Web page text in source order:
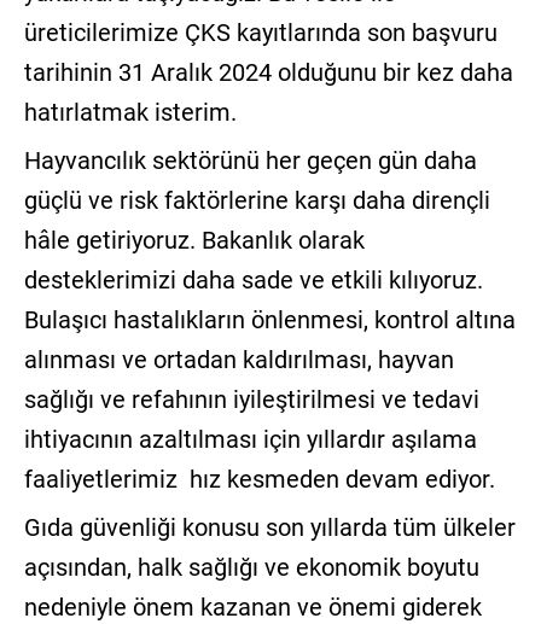
üreticilerimize ÇKS kayıtlarında son başvuru
tarihinin 31 Aralık 2024 olduğunu bir kez daha
hatırlatmak isterim.
Hayvancılık sektörünü her geçen gün daha
güçlü ve risk faktörlerine karşı daha dirençli
hâle getiriyoruz. Bakanlık olarak
desteklerimizi daha sade ve etkili kılıyoruz.
Bulaşıcı hastalıkların önlenmesi, kontrol altına
alınması ve ortadan kaldırılması, hayvan
sağlığı ve refahının iyileştirilmesi ve tedavi
ihtiyacının azaltılması için yıllardır aşılama
faaliyetlerimiz hız kesmeden devam ediyor.
Gıda güvenliği konusu son yıllarda tüm ülkeler
açısından, halk sağlığı ve ekonomik boyutu
nedeniyle önem kazanan ve önemi giderek